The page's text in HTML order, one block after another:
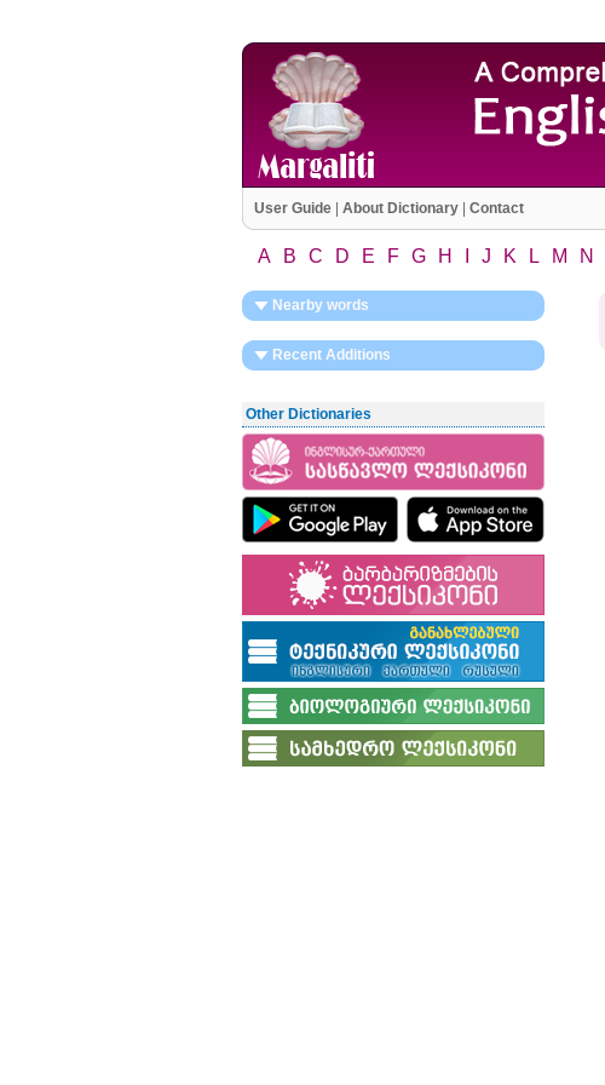
User Guide| About Dictionary| Contact
A B C D E F G H J K L M N
Nearby words
Recent Additions
Other Dictionaries